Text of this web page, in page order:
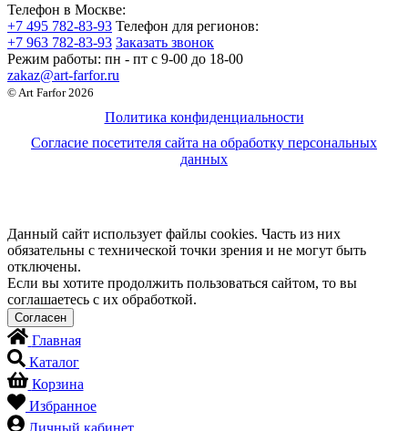
Телефон в Москве:
+7 495 782-83-93 Телефон для регионов:
+7 963 782-83-93 Заказать звонок
Режим работы: пн - пт c 9-00 до 18-00
zakaz@art-farfor.ru
© Art Farfor 2026
Политика конфиденциальности
Согласие посетителя сайта на обработку персональных
данных
Данный сайт использует файлы cookies. Часть из них
обязательны с технической точки зрения и не могут быть
отключены.
Если вы хотите продолжить пользоваться сайтом, то вы
соглашаетесь с их обработкой.
Главная
Каталог
Корзина
Избранное
Личный кабинет